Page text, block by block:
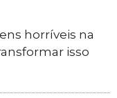
horríveis na
isso